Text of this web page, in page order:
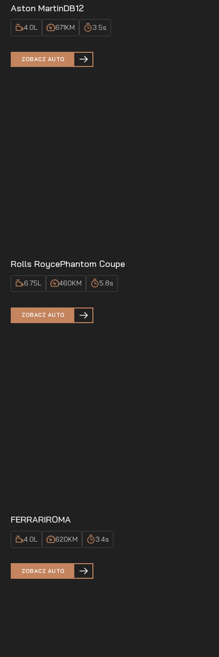
Aston MartinDB12
4.0L 671KM 3.5s
ZOBACZ AUTO
Rolls RoycePhantom Coupe
6.75L 460KM 5.8s
ZOBACZ AUTO
FERRARIROMA
4.0L 620KM 3.4s
ZOBACZ AUTO